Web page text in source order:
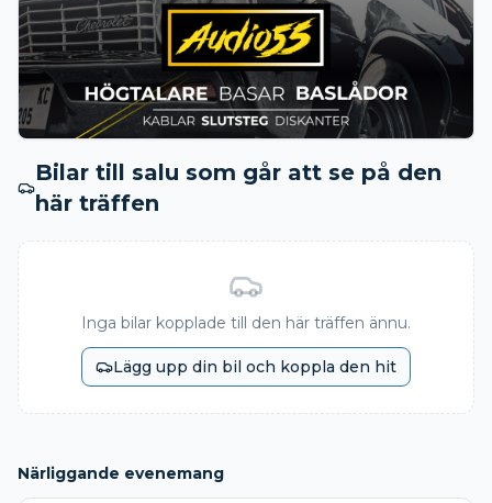
Bilar till salu som går att se på den
här träffen
Inga bilar kopplade till den här träffen ännu.
Lägg upp din bil och koppla den hit
Närliggande evenemang